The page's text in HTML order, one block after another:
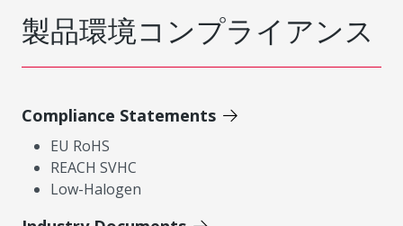
製品環境コンプライアンス
Compliance Statements
EU RoHS
REACH SVHC
Low-Halogen